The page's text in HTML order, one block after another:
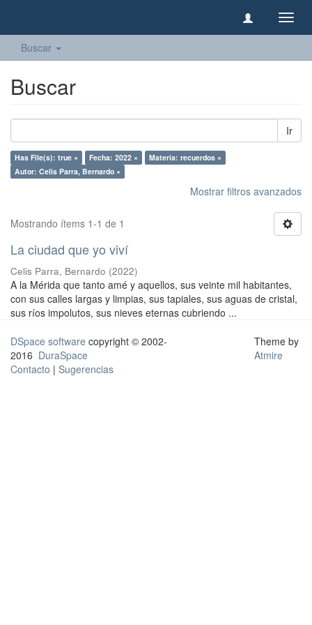
Buscar
Buscar
Ir
Has File(s): true × Fecha: 2022 ×
Materia: recuerdos ×
Autor: Celis Parra, Bernardo ×
Mostrar filtros avanzados
Mostrando ítems 1-1 de 1
La ciudad que yo viví
Celis Parra, Bernardo (2022)
A la Mérida que tanto amé y aquellos, sus veinte mil habitantes,
con sus calles largas y limpias, sus tapiales, sus aguas de cristal,
sus ríos impolutos, sus nieves eternas cubriendo ...
DSpace software copyright © 2002-
2016 DuraSpace
Contacto | Sugerencias
Theme by
Atmire